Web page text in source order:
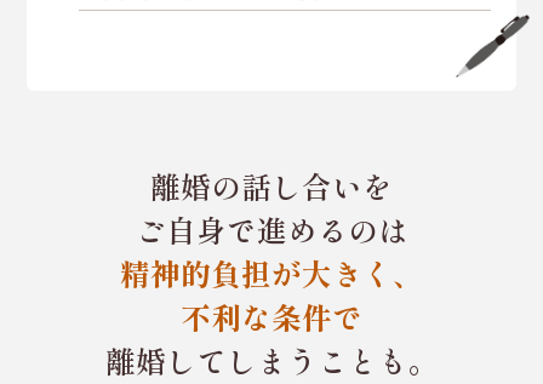
離婚の話し合いを
ご自身で進めるのは
精神的負担が大きく、
不利な条件で
離婚してしまうことも。